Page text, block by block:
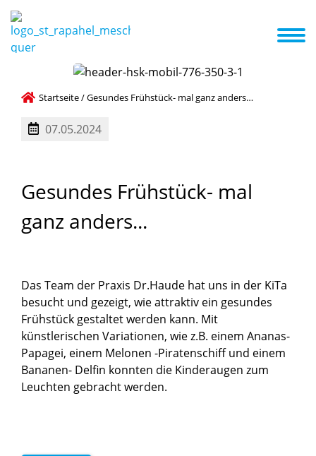
Kita ABC
Startseite/Gesundes Frühstück- mal ganz anders…
07.05.2024
Gesundes Frühstück- mal
ganz anders...
Das Team der Praxis Dr.Haude hat uns in der KiTa
besucht und gezeigt, wie attraktiv ein gesundes
Frühstück gestaltet werden kann. Mit
künstlerischen Variationen, wie z.B. einem Ananas-
Papagei, einem Melonen -Piratenschiff und einem
Bananen- Delfin konnten die Kinderaugen zum
Leuchten gebracht werden.